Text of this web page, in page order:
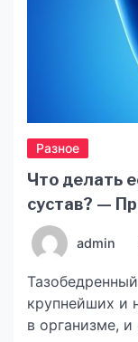
Разное
Что делать
сустав? —
admin
крупнейших и
в организме, и